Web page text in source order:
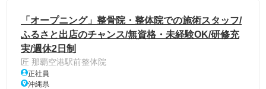
「オープニング」整骨院・整体院での施術スタッフ/
ふるさと出店のチャンス/無資格・未経験OK/研修充
実/週休2日制
匠 那覇空港駅前整体院
正社員
沖縄県